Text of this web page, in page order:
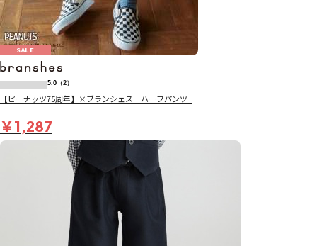
SALE
5.0 （2）
【ピーナッツ75周年】×ブランシェス ハーフパンツ_
￥1,287